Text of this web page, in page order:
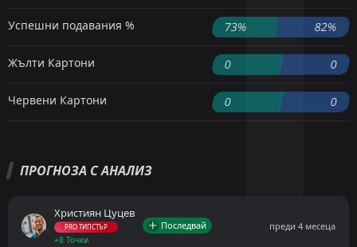
Успешни подавания % 73% 82%
Жълти Картони 0 0
Червени Картони 0 0
ПРОГНОЗА С АНАЛИЗ
Християн Цуцев
PRO ТИПСТЪР
+8 Точки
Последвай преди 4 месеца